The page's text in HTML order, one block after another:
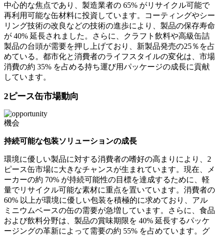
中心的な焦点であり、製造業者の 65% がリサイクル可能で
再利用可能な缶材料に投資しています。コーティングやシー
リング技術の改良などの技術の進歩により、製品の保存寿命
が 40% 延長されました。さらに、クラフト飲料や高級缶詰
製品の台頭が需要を押し上げており、新製品発売の25％を占
めている。都市化と消費者のライフスタイルの変化は、市場
消費の約 35% を占める持ち運び用パッケージの成長に貢献
しています。
2ピース缶市場動向
機会
持続可能な包装ソリューションの成長
環境に優しい製品に対する消費者の嗜好の高まりにより、2
ピース缶市場に大きなチャンスが生まれています。現在、メ
ーカーの約 70% が持続可能性の目標を達成するために、軽
量でリサイクル可能な素材に重点を置いています。消費者の
60% 以上が環境に優しい包装を積極的に求めており、アル
ミニウムベースの缶の需要が急増しています。さらに、食品
および飲料分野は、製品の賞味期限を 40% 延長するパッケ
ージングの革新によって需要の約 55% を占めています。グ